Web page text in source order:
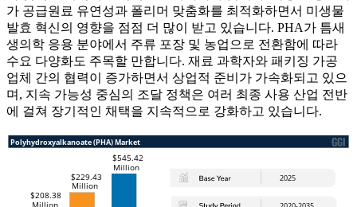
가 공급원료 유연성과 폴리머 맞춤화를 최적화하면서 미생물
발효 혁신의 영향을 점점 더 많이 받고 있습니다. PHA가 틈새
생의학 응용 분야에서 주류 포장 및 농업으로 전환함에 따라
수요 다양화도 주목할 만합니다. 재료 과학자와 패키징 가공
업체 간의 협력이 증가하면서 상업적 준비가 가속화되고 있으
며, 지속 가능성 중심의 조달 정책은 여러 최종 사용 산업 전반
에 걸쳐 장기적인 채택을 지속적으로 강화하고 있습니다.